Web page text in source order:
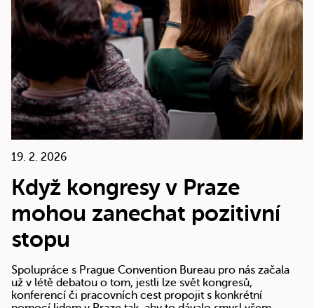
19. 2. 2026
Když kongresy v Praze
mohou zanechat pozitivní
stopu
Spolupráce s Prague Convention Bureau pro nás začala
už v létě debatou o tom, jestli lze svět kongresů,
konferencí či pracovních cest propojit s konkrétní